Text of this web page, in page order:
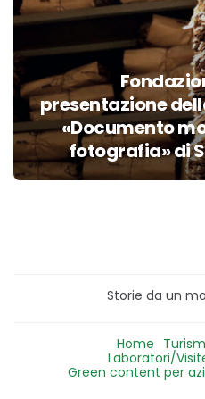
presentazione
«Documento
fotografia» di
Storie da un
Home
Laboratori/
Green content per